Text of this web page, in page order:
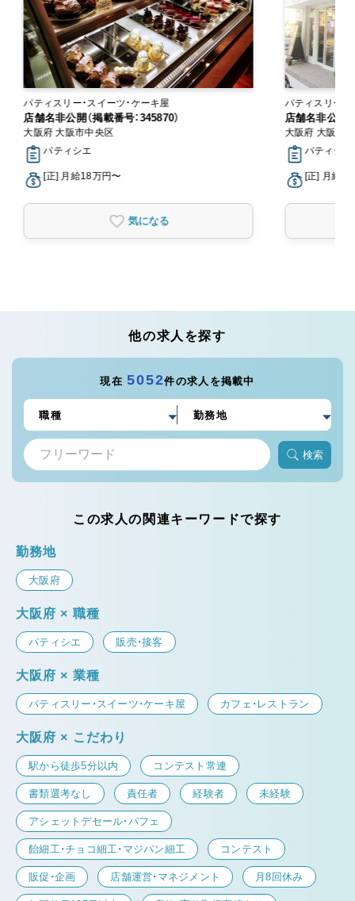
パティスリー・スイーツ・ケーキ屋
店舗名非公開（掲載番号：345870）
大阪府 大阪市中央区
パティシエ
[正] 月給18万円〜
気になる
パティスリー・
店舗名非公開
大阪府 大阪市
パティシエ
[正] 月給
他の求人を探す
現在5052件の求人を掲載中
検索
この求人の関連キーワードで探す
勤務地
大阪府
大阪府 × 職種
パティシエ 販売・接客
大阪府 × 業種
パティスリー・スイーツ・ケーキ屋 カフェ・レストラン
大阪府 × こだわり
駅から徒歩5分以内 コンテスト常連
書類選考なし 責任者 経験者 未経験
アシェットデセール・パフェ
飴細工・チョコ細工・マジパン細工 コンテスト
販促・企画 店舗運営・マネジメント 月8回休み